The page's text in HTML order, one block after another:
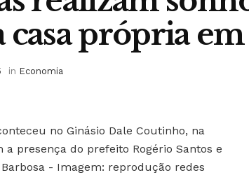
casa própria
in Economia